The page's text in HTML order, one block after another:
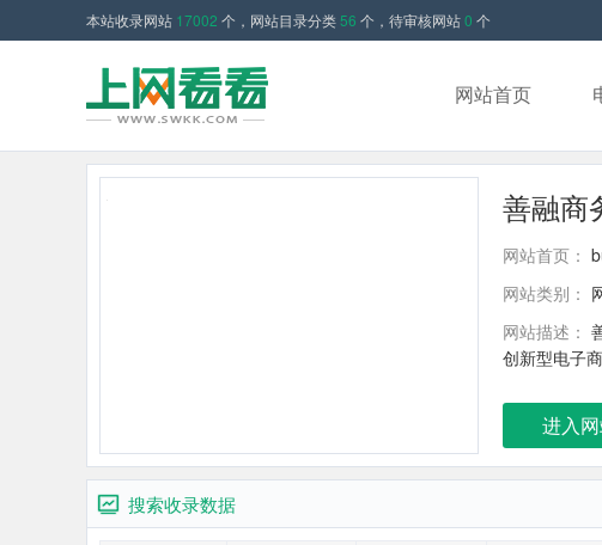
本站收录网站 17002 个，网站目录分类56 个，待审核网站0 个
网站首页
善融商
网站首页：
网站类别：
网站描述：
创新型电子
进入
搜索收录数据